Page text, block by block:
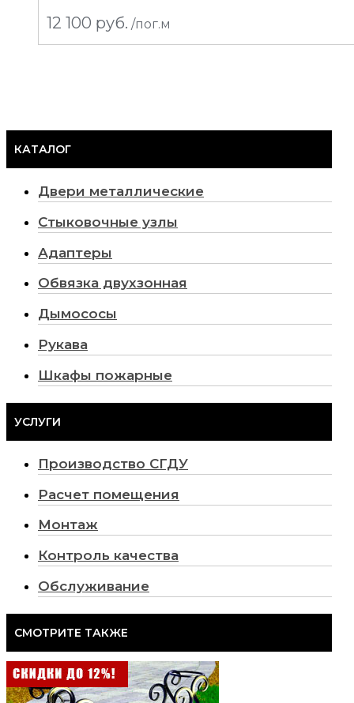
КАТАЛОГ
Двери металлические
Стыковочные узлы
Адаптеры
Обвязка двухзонная
Дымососы
Рукава
Шкафы пожарные
УСЛУГИ
Производство СГДУ
Расчет помещения
Монтаж
Контроль качества
Обслуживание
СМОТРИТЕ ТАКЖЕ
12 100 руб. /пог.м